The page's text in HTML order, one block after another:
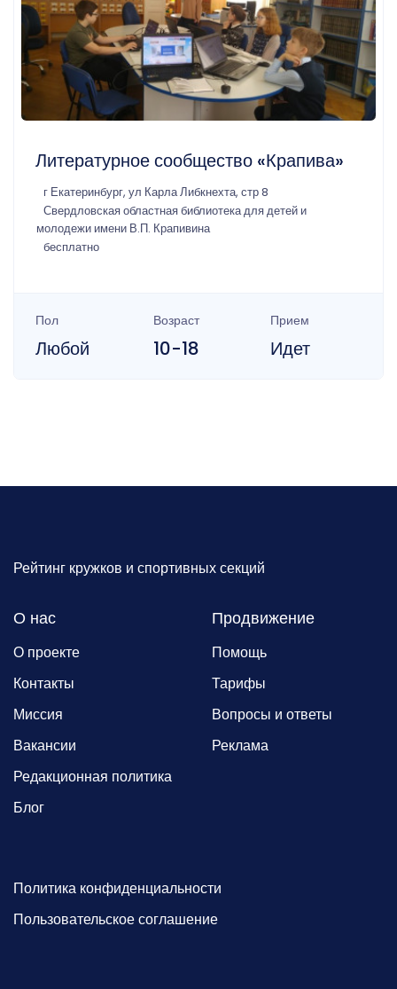
Литературное сообщество «Крапива»
г Екатеринбург, ул Карла Либкнехта, стр 8
Свердловская областная библиотека для детей и
молодежи имени В.П. Крапивина
бесплатно
Пол
Любой
Возраст
10-18
Прием
Идет
Рейтинг кружков и спортивных секций
О нас
О проекте
Контакты
Миссия
Вакансии
Редакционная политика
Блог
Продвижение
Помощь
Тарифы
Вопросы и ответы
Реклама
Политика конфиденциальности
Пользовательское соглашение